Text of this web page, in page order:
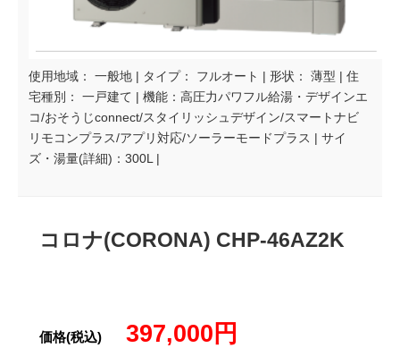
使用地域： 一般地 | タイプ： フルオート | 形状： 薄型 | 住
宅種別： 一戸建て | 機能：高圧力パワフル給湯・デザインエ
コ/おそうじconnect/スタイリッシュデザイン/スマートナビ
リモコンプラス/アプリ対応/ソーラーモードプラス | サイ
ズ・湯量(詳細)：300L |
コロナ(CORONA) CHP-46AZ2K
価格(税込)397,000円